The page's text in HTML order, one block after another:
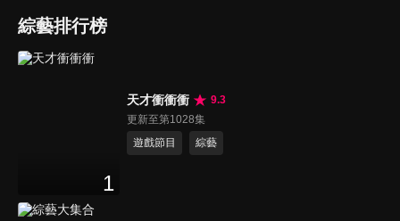
綜藝排行榜
1
天才衝衝衝
9.3
更新至第1028集
遊戲節目
綜藝